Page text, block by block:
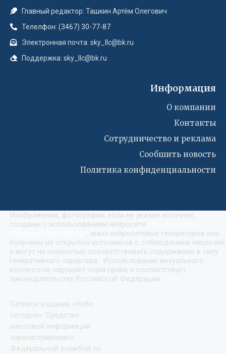
Главный редактор: Ташкин Артём Олегович
Телелфон: (3467) 30-77-87
Электронная почта: sky_llc@bk.ru
Поддержка: sky_llc@bk.ru
Информация
О компании
Контакты
Сотрудничество и реклама
Сообшить новость
Политика конфиденциальности
Изображения, фотографии, если не указан источник,
созданы с использованием нейросети
, иных нейросетевых генераторов или
получены из открытых источников с соблюдением лицензий
и могут не полностью соответствовать содержанию в силу
генеративного характера. Использование визуального
контента не нарушает норм права и соответствует
законодательству Российской Федерации.
Сетевое издание «Небо
сегодня». Средство
массовой информации
зарегистрировано
Федеральной службой по